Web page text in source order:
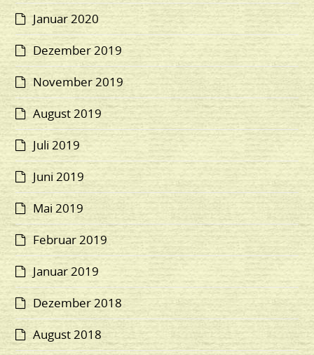
Januar 2020
Dezember 2019
November 2019
August 2019
Juli 2019
Juni 2019
Mai 2019
Februar 2019
Januar 2019
Dezember 2018
August 2018